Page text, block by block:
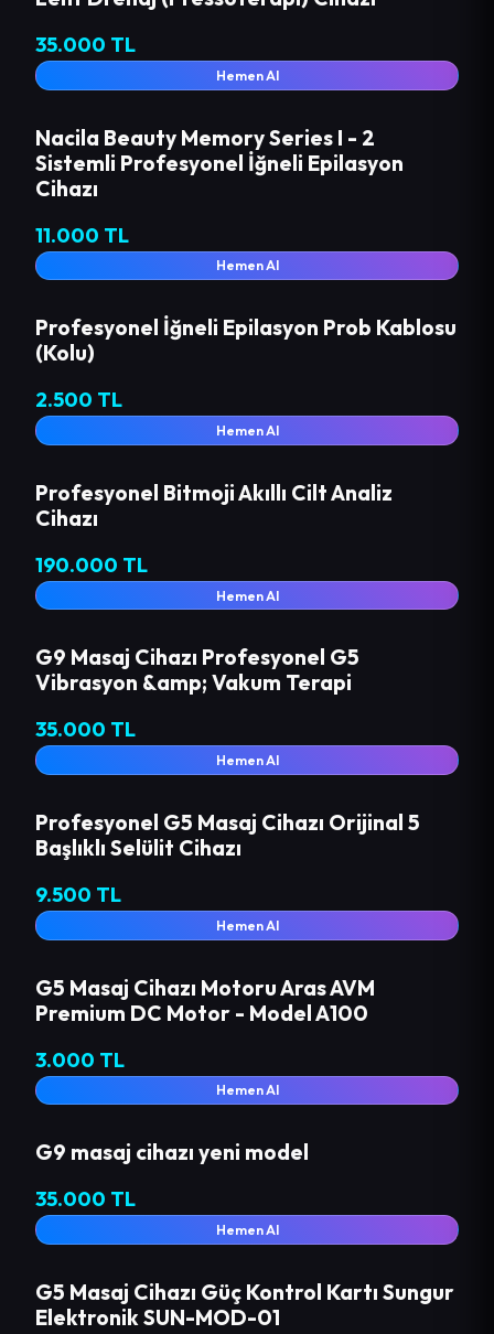
35.000 TL
Hemen Al
Nacila Beauty Memory Series I - 2
Sistemli Profesyonel İğneli Epilasyon
Cihazı
11.000 TL
Hemen Al
Profesyonel İğneli Epilasyon Prob Kablosu
(Kolu)
2.500 TL
Hemen Al
Profesyonel Bitmoji Akıllı Cilt Analiz
Cihazı
190.000 TL
Hemen Al
G9 Masaj Cihazı Profesyonel G5
Vibrasyon &amp; Vakum Terapi
35.000 TL
Hemen Al
Profesyonel G5 Masaj Cihazı Orijinal 5
Başlıklı Selülit Cihazı
9.500 TL
Hemen Al
G5 Masaj Cihazı Motoru Aras AVM
Premium DC Motor - Model A100
3.000 TL
Hemen Al
G9 masaj cihazı yeni model
35.000 TL
Hemen Al
G5 Masaj Cihazı Güç Kontrol Kartı Sungur
Elektronik SUN-MOD-01